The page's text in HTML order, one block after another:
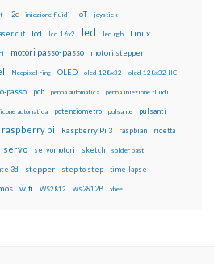
i2c iniezione fluidi IoT joystick
cut lcd lcd 16x2 led led rgb Linux
motori passo-passo motori stepper
Neopixel ring OLED oled 128x32 oled 128x32 IIC
passo pcb penna automatica penna iniezione fluidi
automatica potenziometro pulsante pulsanti
raspberry pi Raspberry Pi 3 raspbian ricetta
servo servomotori sketch solder past
3d stepper step to step time-lapse
wifi WS2812 ws2812B xbee